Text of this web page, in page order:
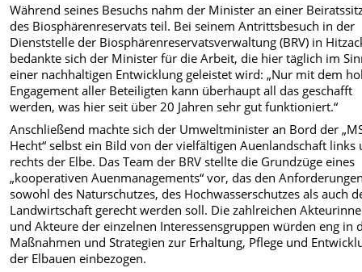
Während seines Besuchs nahm der Minister an einer
des Biosphärenreservats teil. Bei seinem Antrittsbesuch in der
Dienststelle der Biosphärenreservatsverwaltung (BRV) in
bedankte sich der Minister für die Arbeit, die hier täglich im
einer nachhaltigen Entwicklung geleistet wird: „Nur mit dem
Engagement aller Beteiligten kann überhaupt all das geschafft
werden, was hier seit über 20 Jahren sehr gut funktioniert.“
Anschließend machte sich der Umweltminister an Bord der
Hecht“ selbst ein Bild von der vielfältigen Auenlandschaft links
rechts der Elbe. Das Team der BRV stellte die Grundzüge eines
„kooperativen Auenmanagements“ vor, das den
sowohl des Naturschutzes, des Hochwasserschutzes als auch
Landwirtschaft gerecht werden soll. Die zahlreichen
und Akteure der einzelnen Interessensgruppen würden eng in
Maßnahmen und Strategien zur Erhaltung, Pflege und
der Elbauen einbezogen.